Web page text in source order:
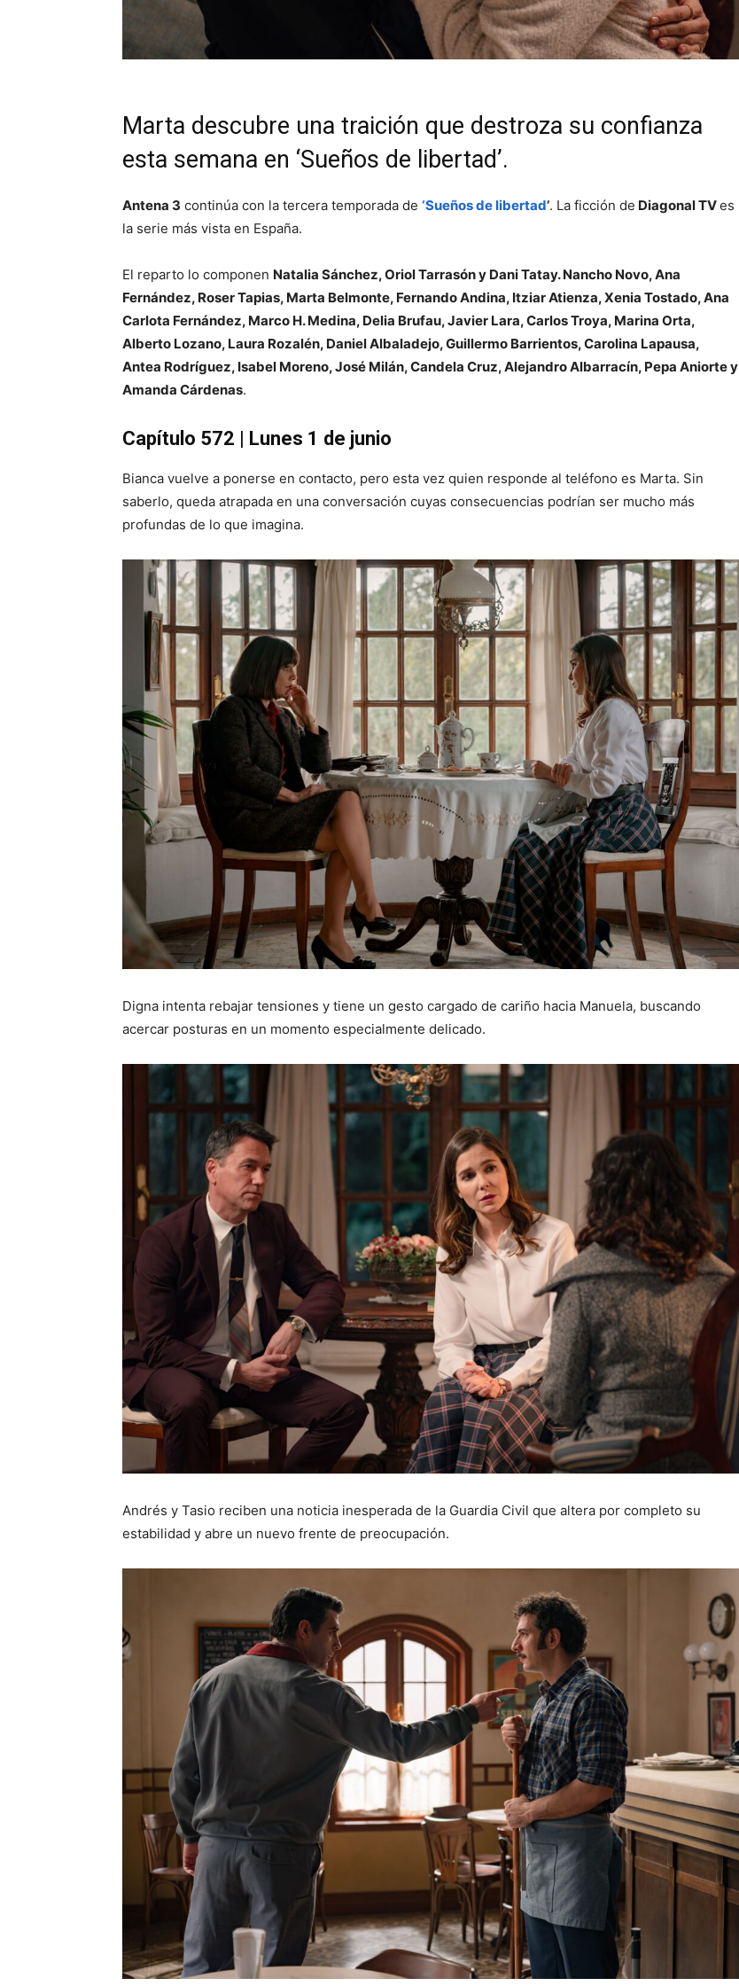
Marta descubre una traición que destroza su confianza
esta semana en ‘Sueños de libertad’.
Antena 3 continúa con la tercera temporada de ‘Sueños de libertad’. La ficción de Diagonal TVes
la serie más vista en España.
El reparto lo componen Natalia Sánchez, Oriol Tarrasón y Dani Tatay. Nancho Novo, Ana
Fernández, Roser Tapias, Marta Belmonte, Fernando Andina, Itziar Atienza, Xenia Tostado, Ana
Carlota Fernández, Marco H. Medina, Delia Brufau, Javier Lara, Carlos Troya, Marina Orta,
Alberto Lozano, Laura Rozalén, Daniel Albaladejo, Guillermo Barrientos, Carolina Lapausa,
Antea Rodríguez, Isabel Moreno, José Milán, Candela Cruz, Alejandro Albarracín, Pepa Aniorte y
Amanda Cárdenas.
Capítulo 572 | Lunes 1 de junio
Bianca vuelve a ponerse en contacto, pero esta vez quien responde al teléfono es Marta. Sin
saberlo, queda atrapada en una conversación cuyas consecuencias podrían ser mucho más
profundas de lo que imagina.
Digna intenta rebajar tensiones y tiene un gesto cargado de cariño hacia Manuela, buscando
acercar posturas en un momento especialmente delicado.
Andrés y Tasio reciben una noticia inesperada de la Guardia Civil que altera por completo su
estabilidad y abre un nuevo frente de preocupación.